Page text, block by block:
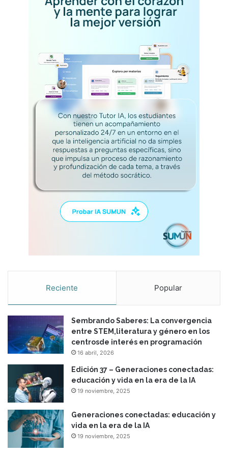
Reciente Popular
Sembrando Saberes: La convergencia
entre STEM,literatura y género en los
centrosde interés en programación
16 abril, 2026
Edición 37 – Generaciones conectadas:
educación y vida en la era de la IA
19 noviembre, 2025
Generaciones conectadas: educación y
vida en la era de la IA
19 noviembre, 2025